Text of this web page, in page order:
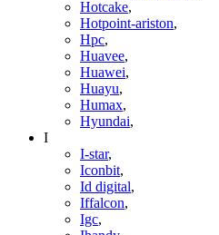
Hotcake,
Hotpoint-ariston,
Hpc,
Huavee,
Huawei,
Huayu,
Humax,
Hyundai,
I
I-star,
Iconbit,
Id digital,
Iffalcon,
Igc,